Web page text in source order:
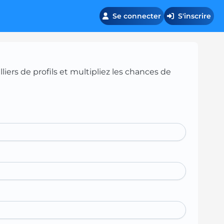
Se connecter S'inscrire
de profils et multipliez les chances de